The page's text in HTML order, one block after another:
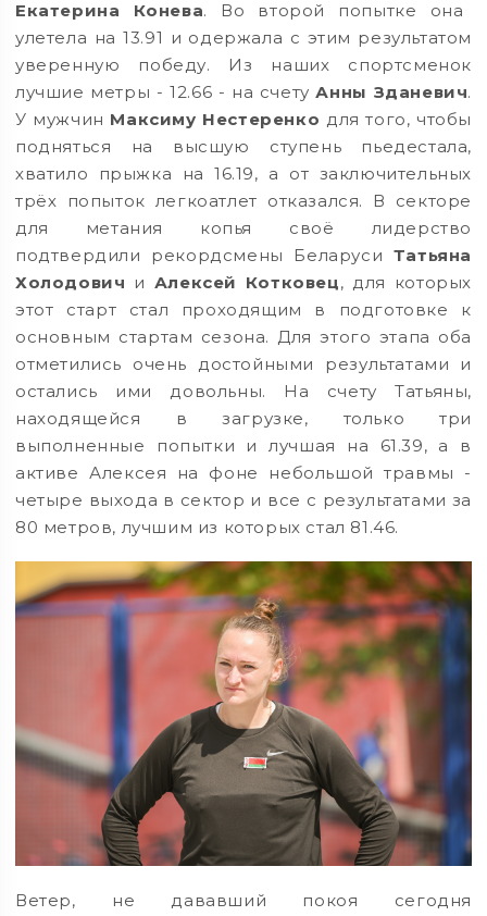
Екатерина Конева. Во второй попытке она
улетела на 13.91 и одержала с этим результатом
уверенную победу. Из наших спортсменок
лучшие метры - 12.66 - на счетуАнны Зданевич.
У мужчин Максиму Нестеренко для того, чтобы
подняться на высшую ступень пьедестала,
хватило прыжка на 16.19, а от заключительных
трёх попыток легкоатлет отказался. В секторе
для метания копья своё лидерство
подтвердили рекордсмены Беларуси Татьяна
Холодович и Алексей Котковец, для которых
этот старт стал проходящим в подготовке к
основным стартам сезона. Для этого этапа оба
отметились очень достойными результатами и
остались ими довольны. На счету Татьяны,
находящейся в загрузке, только три
выполненные попытки и лучшая на 61.39, а в
активе Алексея на фоне небольшой травмы -
четыре выхода в сектор и все с результатами за
80 метров, лучшим из которых стал 81.46.
Ветер, не дававший покоя сегодня